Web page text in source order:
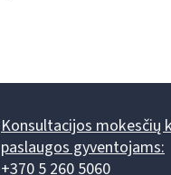
Konsultacijos mokesčių
paslaugos gyventojams:
+370 5 260 5060